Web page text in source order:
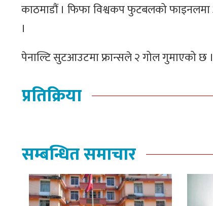
काठमाडौं । फिफा विश्वकप फुटबलको फाइनलमा
।
पेनाल्टि सुटआउटमा फ्रान्सले २ गोल गुमाएको छ ।
प्रतिक्रिया
सम्बन्धित समाचार